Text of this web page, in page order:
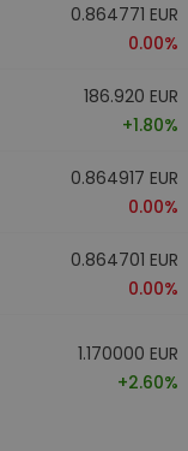
0.864771 EUR
0.00%
186.920 EUR
+1.80%
0.864917 EUR
0.00%
0.864701 EUR
0.00%
1.170000 EUR
+2.60%